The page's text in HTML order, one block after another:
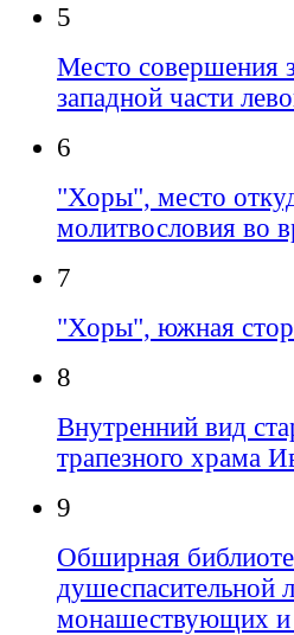
5
Место совершения
западной части
6
"Хоры", место
молитвословия во
7
"Хоры", южная
8
Внутренний вид
трапезного храма
9
Обширная
душеспасительной
монашествующих и